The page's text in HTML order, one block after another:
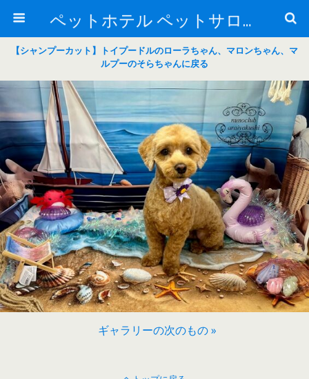
ペットホテル ペットサロン トリミングサロン 東京 ヌーノクラブのブログ
【シャンプーカット】トイプードルのローラちゃん、マロンちゃん、マ
ルプーのそらちゃんに戻る
ギャラリーの次のもの »